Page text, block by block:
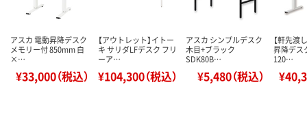
アスカ 電動昇降デスク
メモリー付 850mm 白
×…
¥33,000（税込）
【アウトレット】イトー
キ サリダLFデスク フリ
ーア…
¥104,300（税込）
アスカ シンプルデスク
木目+ブラック
SDK80B…
¥5,480（税込）
【軒先渡
昇降デス
120…